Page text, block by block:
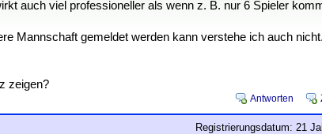
auch viel professioneller als wenn z. B. nur 6 Spieler
Mannschaft gemeldet werden kann verstehe ich auch
zeigen?
Antworten
Registrierungsdatum: 21